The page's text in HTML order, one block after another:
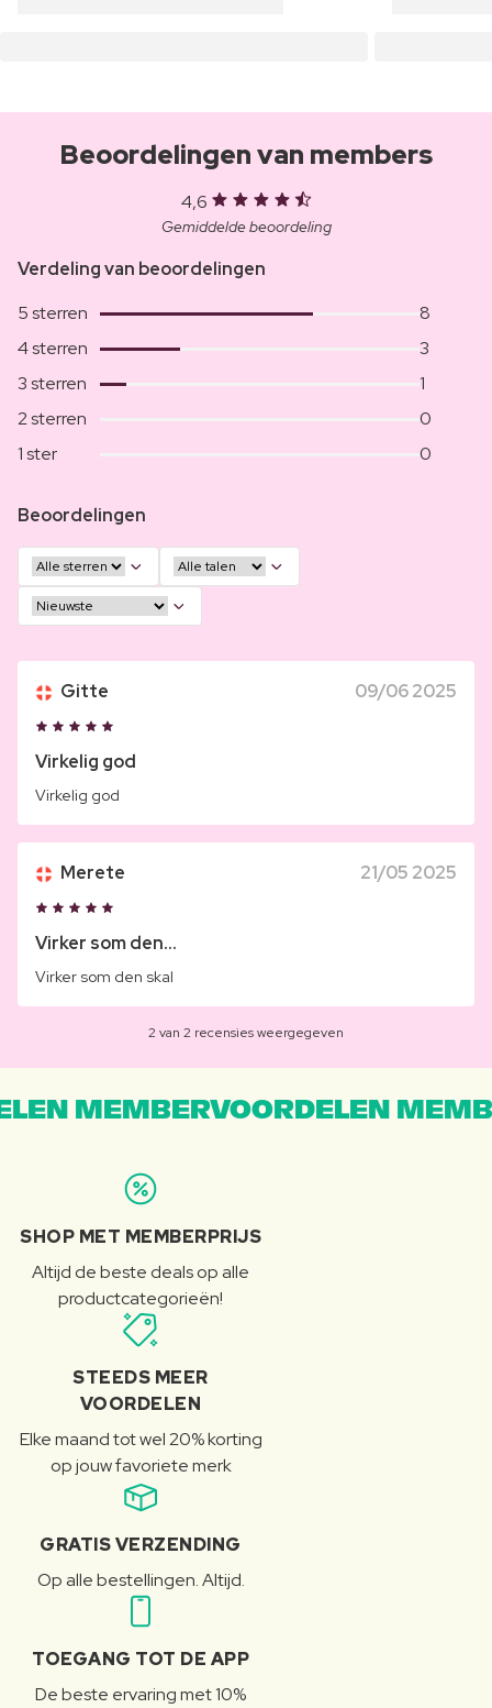
Beoordelingen van members
4,6
Gemiddelde beoordeling
Verdeling van beoordelingen
5 sterren
8
4 sterren
3
3 sterren
1
2 sterren
0
1 ster
0
Beoordelingen
Gitte 09/06 2025
Virkelig god
Virkelig god
Merete 21/05 2025
Virker som den...
Virker som den skal
2 van 2 recensies weergegeven
MEMBERVOORDELEN
SHOP MET MEMBERPRIJS
Altijd de beste deals op alle
productcategorieën!
STEEDS MEER
VOORDELEN
Elke maand tot wel 20% korting
op jouw favoriete merk
GRATIS VERZENDING
Op alle bestellingen. Altijd.
TOEGANG TOT DE APP
De beste ervaring met 10%